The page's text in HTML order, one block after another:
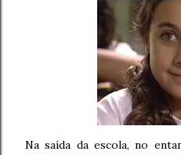
Na saída da escola, no